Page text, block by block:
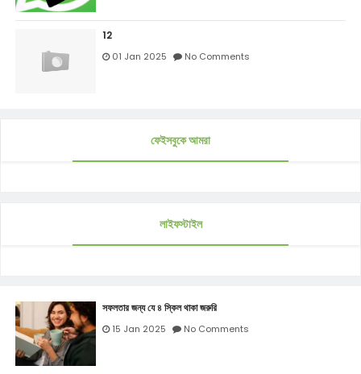
12
01 Jan 2025 No Comments
ফেইসবুকে আমরা
লাইফস্টাইল
সফলতার জন্য যে ৪ স্কিল থাকা জরুরি
15 Jan 2025 No Comments